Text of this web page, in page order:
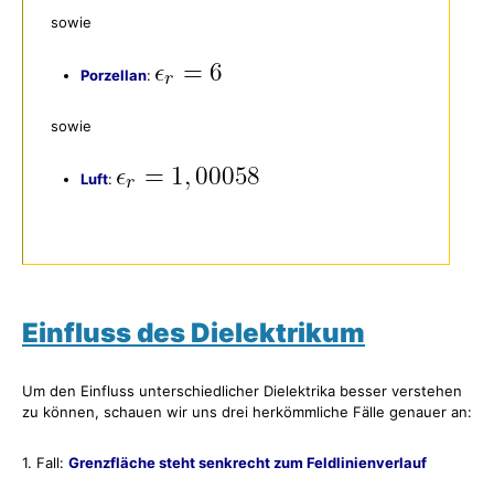
sowie
Porzellan:
sowie
Luft:
Einfluss des Dielektrikum
Um den Einfluss unterschiedlicher Dielektrika besser verstehen
zu können, schauen wir uns drei herkömmliche Fälle genauer an:
1. Fall: Grenzfläche steht senkrecht zum Feldlinienverlauf